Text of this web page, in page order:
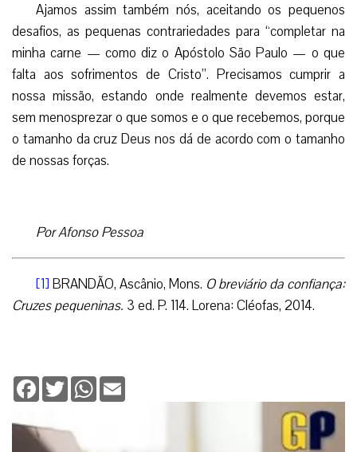
Ajamos assim também nós, aceitando os pequenos
desafios, as pequenas contrariedades para “completar na
minha carne — como diz o Apóstolo São Paulo — o que
falta aos sofrimentos de Cristo”. Precisamos cumprir a
nossa missão, estando onde realmente devemos estar,
sem menosprezar o que somos e o que recebemos, porque
o tamanho da cruz Deus nos dá de acordo com o tamanho
de nossas forças.
Por Afonso Pessoa
[1] BRANDÃO, Ascânio, Mons. O breviário da confiança:
Cruzes pequeninas. 3 ed. P. 114. Lorena: Cléofas, 2014.
Facebook
TwitterWhatsApp